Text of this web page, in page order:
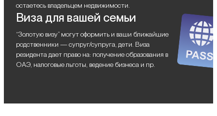
остаетесь владельцем недвижимости.
Виза для вашей семьи
“Золотую визу” могут оформить и ваши ближайшие
родственники — супруг/супруга, дети. Виза
резидента дает право на: получение образования в
ОАЭ, налоговые льготы, ведение бизнеса и пр.